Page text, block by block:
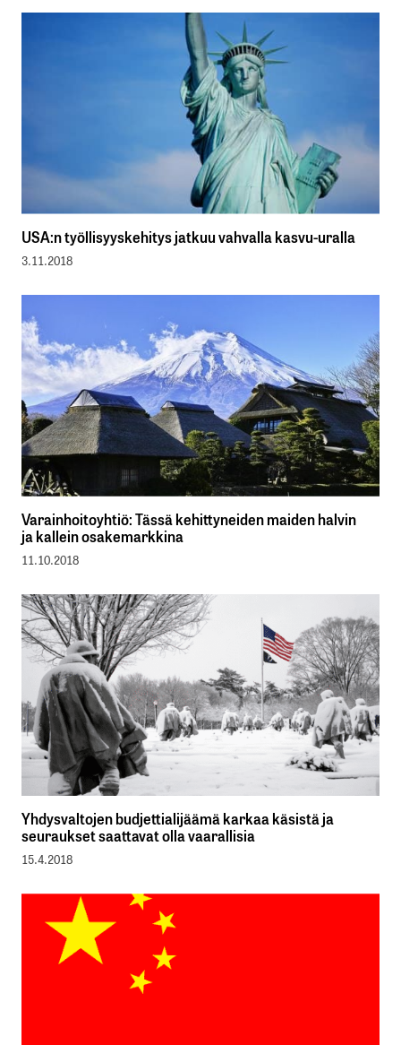
USA:n työllisyyskehitys jatkuu vahvalla kasvu-uralla
3.11.2018
Varainhoitoyhtiö: Tässä kehittyneiden maiden halvin
ja kallein osakemarkkina
11.10.2018
Yhdysvaltojen budjettialijäämä karkaa käsistä ja
seuraukset saattavat olla vaarallisia
15.4.2018